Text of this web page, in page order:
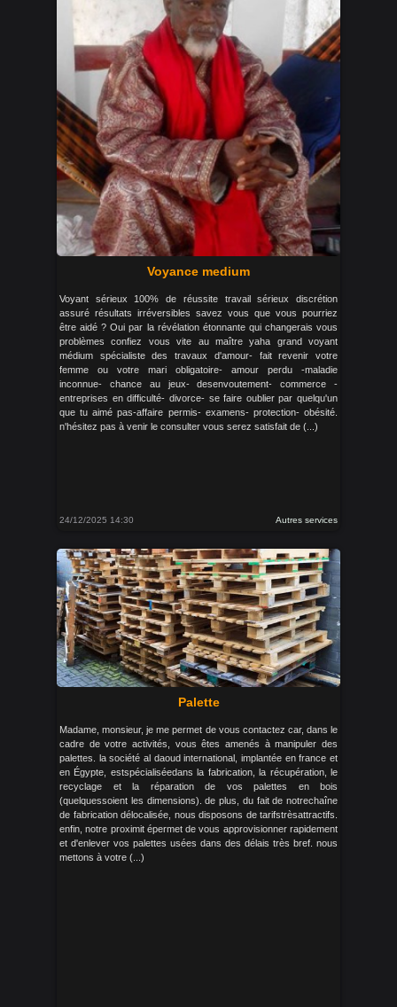
Voyance medium
Voyant sérieux 100% de réussite travail sérieux discrétion
assuré résultats irréversibles savez vous que vous pourriez
être aidé ? Oui par la révélation étonnante qui changerais vous
problèmes confiez vous vite au maître yaha grand voyant
médium spécialiste des travaux d'amour- fait revenir votre
femme ou votre mari obligatoire- amour perdu -maladie
inconnue- chance au jeux- desenvoutement- commerce -
entreprises en difficulté- divorce- se faire oublier par quelqu'un
que tu aimé pas-affaire permis- examens- protection- obésité.
n'hésitez pas à venir le consulter vous serez satisfait de (...)
24/12/2025 14:30 Autres services
Palette
Madame, monsieur, je me permet de vous contactez car, dans le
cadre de votre activités, vous êtes amenés à manipuler des
palettes. la société al daoud international, implantée en france et
en Égypte, estspécialiséedans la fabrication, la récupération, le
recyclage et la réparation de vos palettes en bois
(quelquessoient les dimensions). de plus, du fait de notrechaîne
de fabrication délocalisée, nous disposons de tarifstrèsattractifs.
enfin, notre proximit épermet de vous approvisionner rapidement
et d'enlever vos palettes usées dans des délais très bref. nous
mettons à votre (...)